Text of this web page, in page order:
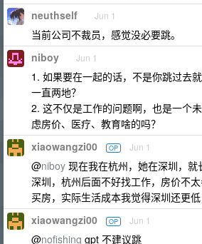
neuthself Jun 1
当前公司不裁员，感觉没必要跳。
niboy Jun 1
1. 如果要在一起的话，不是你跳过去
一直两地？
2. 这不仅是工作的问题啊，也是一个
虑房价、医疗、教育啥的吗？
xiaowangzi00 OP Jun 1
@niboy 现在我在杭州，她在深圳，
深圳，杭州后面不好找工作，房价不
买房，实际生活成本我觉得深圳还更
xiaowangzi00 OP Jun 1
@nofishing gpt 不建议跳